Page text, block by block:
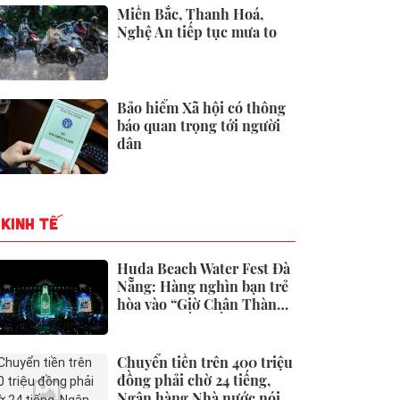
Miền Bắc, Thanh Hoá,
Nghệ An tiếp tục mưa to
Bảo hiểm Xã hội có thông
báo quan trọng tới người
dân
KINH TẾ
Huda Beach Water Fest Đà
Nẵng: Hàng nghìn bạn trẻ
hòa vào “Giờ Chân Thành”
Chuyển tiền trên 400 triệu
đồng phải chờ 24 tiếng,